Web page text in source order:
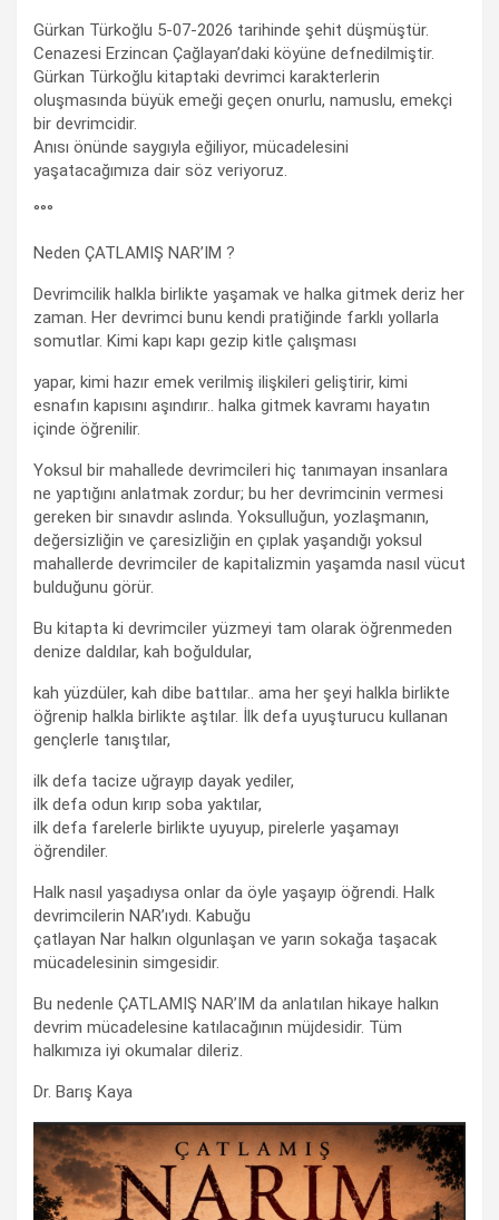
Gürkan Türkoğlu 5-07-2026 tarihinde şehit düşmüştür.
Cenazesi Erzincan Çağlayan’daki köyüne defnedilmiştir.
Gürkan Türkoğlu kitaptaki devrimci karakterlerin
oluşmasında büyük emeği geçen onurlu, namuslu, emekçi
bir devrimcidir.
Anısı önünde saygıyla eğiliyor, mücadelesini
yaşatacağımıza dair söz veriyoruz.
°°°
Neden ÇATLAMIŞ NAR’IM ?
Devrimcilik halkla birlikte yaşamak ve halka gitmek deriz her
zaman. Her devrimci bunu kendi pratiğinde farklı yollarla
somutlar. Kimi kapı kapı gezip kitle çalışması
yapar, kimi hazır emek verilmiş ilişkileri geliştirir, kimi
esnafın kapısını aşındırır.. halka gitmek kavramı hayatın
içinde öğrenilir.
Yoksul bir mahallede devrimcileri hiç tanımayan insanlara
ne yaptığını anlatmak zordur; bu her devrimcinin vermesi
gereken bir sınavdır aslında. Yoksulluğun, yozlaşmanın,
değersizliğin ve çaresizliğin en çıplak yaşandığı yoksul
mahallerde devrimciler de kapitalizmin yaşamda nasıl vücut
bulduğunu görür.
Bu kitapta ki devrimciler yüzmeyi tam olarak öğrenmeden
denize daldılar, kah boğuldular,
kah yüzdüler, kah dibe battılar.. ama her şeyi halkla birlikte
öğrenip halkla birlikte aştılar. İlk defa uyuşturucu kullanan
gençlerle tanıştılar,
ilk defa tacize uğrayıp dayak yediler,
ilk defa odun kırıp soba yaktılar,
ilk defa farelerle birlikte uyuyup, pirelerle yaşamayı
öğrendiler.
Halk nasıl yaşadıysa onlar da öyle yaşayıp öğrendi. Halk
devrimcilerin NAR’ıydı. Kabuğu
çatlayan Nar halkın olgunlaşan ve yarın sokağa taşacak
mücadelesinin simgesidir.
Bu nedenle ÇATLAMIŞ NAR’IM da anlatılan hikaye halkın
devrim mücadelesine katılacağının müjdesidir. Tüm
halkımıza iyi okumalar dileriz.
Dr. Barış Kaya